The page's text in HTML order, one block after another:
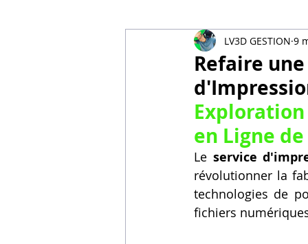
impression 3D à la demande
ARTILLERY 3D
certifiée QUALIOPI Refaire
Creality Hi combo Artillery
Refaire
LV3D GESTION 9
en Ligne de
Le service
révolutionner la
technologies de
fichiers